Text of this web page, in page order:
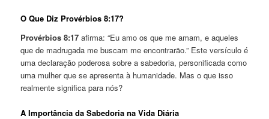
O Que Diz Provérbios 8:17?
Provérbios 8:17 afirma: “Eu amo os que me amam, e aqueles
que de madrugada me buscam me encontrarão.” Este versículo é
uma declaração poderosa sobre a sabedoria, personificada como
uma mulher que se apresenta à humanidade. Mas o que isso
realmente significa para nós?
A Importância da Sabedoria na Vida Diária